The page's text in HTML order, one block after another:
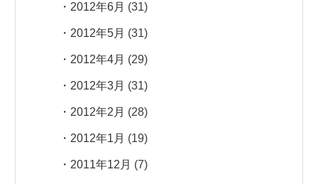
2012年6月 (31)
2012年5月 (31)
2012年4月 (29)
2012年3月 (31)
2012年2月 (28)
2012年1月 (19)
2011年12月 (7)